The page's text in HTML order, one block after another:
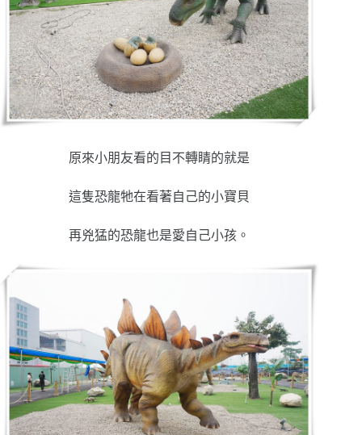
原來小朋友看的目不轉睛的就是
這隻恐龍牠在看著自己的小寶貝
再兇猛的恐龍也是愛自己小孩。